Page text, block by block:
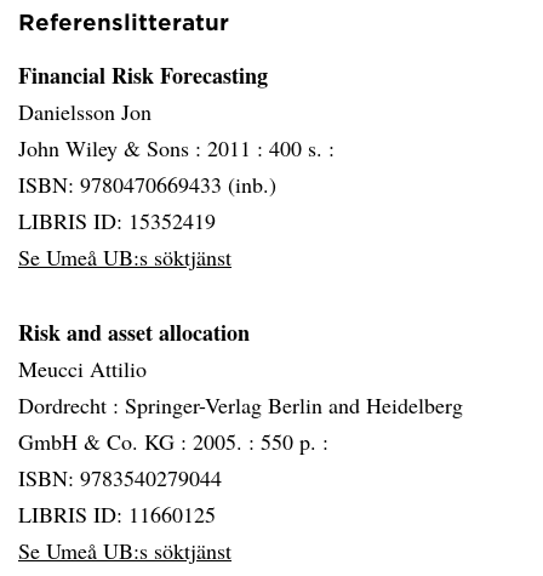
Referenslitteratur
Financial Risk Forecasting
Danielsson Jon
John Wiley & Sons : 2011 : 400 s. :
ISBN: 9780470669433 (inb.)
LIBRIS ID: 15352419
Se Umeå UB:s söktjänst
Risk and asset allocation
Meucci Attilio
Dordrecht : Springer-Verlag Berlin and Heidelberg
GmbH & Co. KG : 2005. : 550 p. :
ISBN: 9783540279044
LIBRIS ID: 11660125
Se Umeå UB:s söktjänst